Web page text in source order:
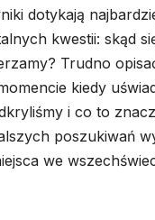
dotykają
kwestii: skąd
Trudno
kiedy
i co to
poszukiwań
we